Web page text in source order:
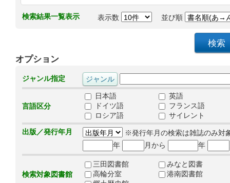
検索結果一覧表示 表示数 並び順
オプション
ジャンル指定
言語区分
日本語
英語
ドイツ語
フランス語
ロシア語
サイレント
出版／発行年月
※発行年月の検索は雑誌のみ対
年
月から 年
検索対象図書館
三田図書館
みなと図書
高輪分室
港南図書館